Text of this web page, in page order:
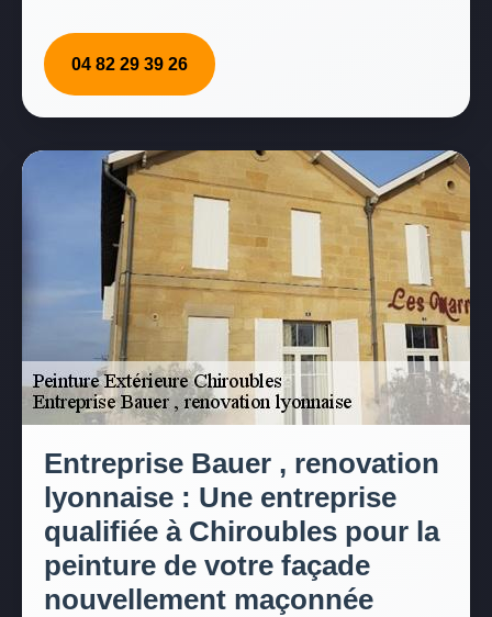
04 82 29 39 26
Entreprise Bauer , renovation
lyonnaise : Une entreprise
qualifiée à Chiroubles pour la
peinture de votre façade
nouvellement maçonnée